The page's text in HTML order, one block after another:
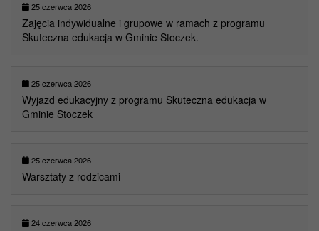
25 czerwca 2026
Zajęcia indywidualne i grupowe w ramach z programu
Skuteczna edukacja w Gminie Stoczek.
25 czerwca 2026
Wyjazd edukacyjny z programu Skuteczna edukacja w
Gminie Stoczek
25 czerwca 2026
Warsztaty z rodzicami
24 czerwca 2026